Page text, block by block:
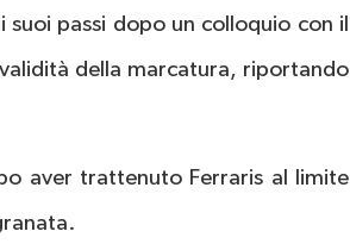
passi dopo un colloquio con il
della marcatura, riportando
aver trattenuto Ferraris al limite